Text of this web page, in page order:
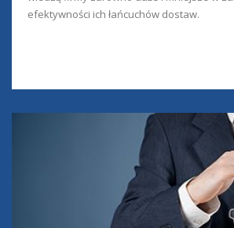
efektywności ich łańcuchów dostaw.